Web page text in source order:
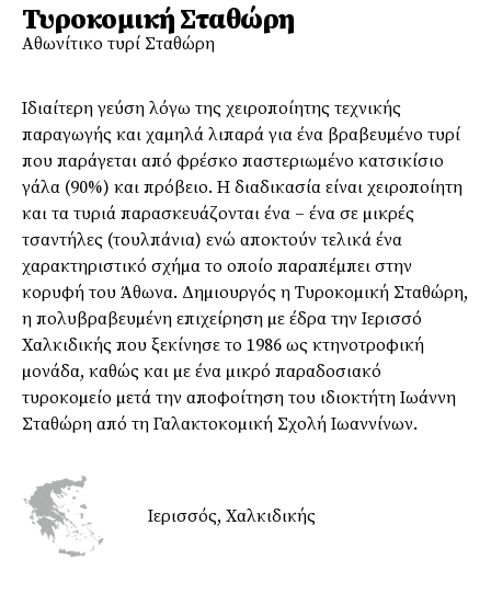
Τυροκομική Σταθώρη
Αθωνίτικο τυρί Σταθώρη
Ιδιαίτερη γεύση λόγω της χειροποίητης τεχνικής
παραγωγής και χαµηλά λιπαρά για ένα βραβευµένο τυρί
που παράγεται από φρέσκο παστεριωµένο κατσικίσιο
γάλα (90%) και πρόβειο. Η διαδικασία είναι χειροποίητη
και τα τυριά παρασκευάζονται ένα – ένα σε µικρές
τσαντήλες (τουλπάνια) ενώ αποκτούν τελικά ένα
χαρακτηριστικό σχήµα το οποίο παραπέµπει στην
κορυφή του Άθωνα. Δηµιουργός η Τυροκοµική Σταθώρη,
η πολυβραβευµένη επιχείρηση µε έδρα την Ιερισσό
Χαλκιδικής που ξεκίνησε το 1986 ως κτηνοτροφική
µονάδα, καθώς και µε ένα µικρό παραδοσιακό
τυροκοµείο µετά την αποφοίτηση του ιδιοκτήτη Ιωάννη
Σταθώρη από τη Γαλακτοκοµική Σχολή Ιωαννίνων.
Ιερισσός, Χαλκιδικής